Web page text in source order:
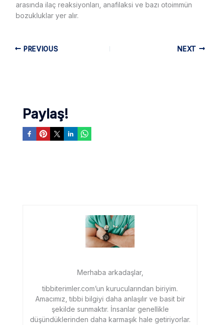
arasında ilaç reaksiyonları, anafilaksi ve bazı otoimmün
bozukluklar yer alır.
PREVIOUS NEXT
Paylaş!
Merhaba arkadaşlar,
tibbiterimler.com’un kurucularından biriyim.
Amacımız, tıbbi bilgiyi daha anlaşılır ve basit bir
şekilde sunmaktır. İnsanlar genellikle
düşündüklerinden daha karmaşık hale getiriyorlar.